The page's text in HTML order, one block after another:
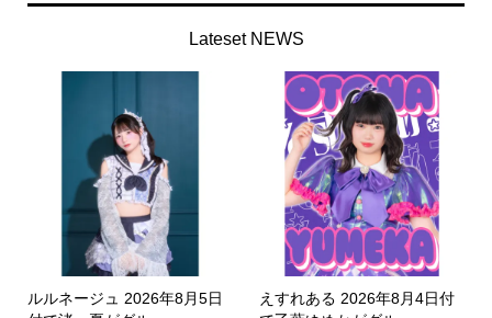
Lateset NEWS
ルルネージュ 2026年8月5日
えすれある 2026年8月4日付